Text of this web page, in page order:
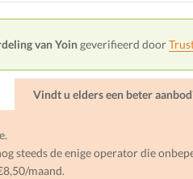
van Yoingeverifieerd door
Vindt u elders een beter
steeds de enige operator die
maand.